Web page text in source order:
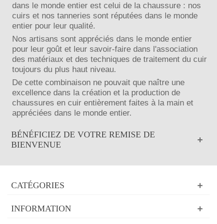
dans le monde entier est celui de la chaussure : nos
cuirs et nos tanneries sont réputées dans le monde
entier pour leur qualité.
Nos artisans sont appréciés dans le monde entier
pour leur goût et leur savoir-faire dans l'association
des matériaux et des techniques de traitement du cuir
toujours du plus haut niveau.
De cette combinaison ne pouvait que naître une
excellence dans la création et la production de
chaussures en cuir entièrement faites à la main et
appréciées dans le monde entier.
BÉNÉFICIEZ DE VOTRE REMISE DE
BIENVENUE
CATÉGORIES
INFORMATION